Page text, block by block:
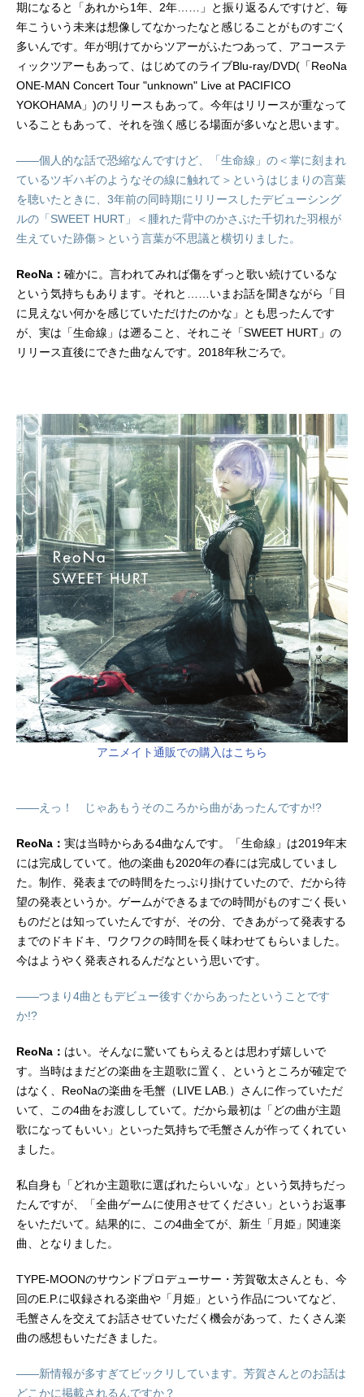
期になると「あれから1年、2年……」と振り返るんですけど、毎
年こういう未来は想像してなかったなと感じることがものすごく
多いんです。年が明けてからツアーがふたつあって、アコーステ
ィックツアーもあって、はじめてのライブBlu-ray/DVD(「ReoNa
ONE-MAN Concert Tour "unknown" Live at PACIFICO
YOKOHAMA」)のリリースもあって。今年はリリースが重なって
いることもあって、それを強く感じる場面が多いなと思います。
――個人的な話で恐縮なんですけど、「生命線」の＜掌に刻まれ
ているツギハギのようなその線に触れて＞というはじまりの言葉
を聴いたときに、3年前の同時期にリリースしたデビューシング
ルの「SWEET HURT」＜腫れた背中のかさぶた千切れた羽根が
生えていた跡傷＞という言葉が不思議と横切りました。
ReoNa： 確かに。言われてみれば傷をずっと歌い続けているな
という気持ちもあります。それと……いまお話を聞きながら「目
に見えない何かを感じていただけたのかな」とも思ったんです
が、実は「生命線」は遡ること、それこそ「SWEET HURT」の
リリース直後にできた曲なんです。2018年秋ごろで。
アニメイト通販での購入はこちら
――えっ！ じゃあもうそのころから曲があったんですか!?
ReoNa： 実は当時からある4曲なんです。「生命線」は2019年末
には完成していて。他の楽曲も2020年の春には完成していまし
た。制作、発表までの時間をたっぷり掛けていたので、だから待
望の発表というか。ゲームができるまでの時間がものすごく長い
ものだとは知っていたんですが、その分、できあがって発表する
までのドキドキ、ワクワクの時間を長く味わせてもらいました。
今はようやく発表されるんだなという思いです。
――つまり4曲ともデビュー後すぐからあったということです
か!?
ReoNa： はい。そんなに驚いてもらえるとは思わず嬉しいで
す。当時はまだどの楽曲を主題歌に置く、というところが確定で
はなく、ReoNaの楽曲を毛蟹（LIVE LAB.）さんに作っていただ
いて、この4曲をお渡ししていて。だから最初は「どの曲が主題
歌になってもいい」といった気持ちで毛蟹さんが作ってくれてい
ました。
私自身も「どれか主題歌に選ばれたらいいな」という気持ちだっ
たんですが、「全曲ゲームに使用させてください」というお返事
をいただいて。結果的に、この4曲全てが、新生「月姫」関連楽
曲、となりました。
TYPE-MOONのサウンドプロデューサー・芳賀敬太さんとも、今
回のE.P.に収録される楽曲や「月姫」という作品についてなど、
毛蟹さんを交えてお話させていただく機会があって、たくさん楽
曲の感想もいただきました。
――新情報が多すぎてビックリしています。芳賀さんとのお話は
どこかに掲載されるんですか？